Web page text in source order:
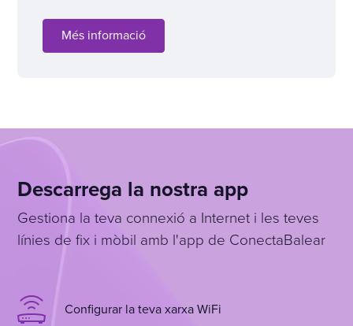
Més informació
Descarrega la nostra app
Gestiona la teva connexió a Internet i les teves
línies de fix i mòbil amb l'app de ConectaBalear
Configurar la teva xarxa WiFi